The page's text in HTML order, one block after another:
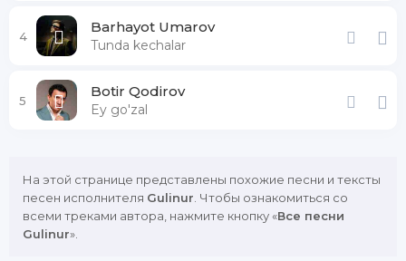
4
Barhayot Umarov
Tunda kechalar
5
Botir Qodirov
Ey go'zal
На этой странице представлены похожие песни и тексты
песен исполнителя Gulinur . Чтобы ознакомиться со
всеми треками автора, нажмите кнопку «Все песни
Gulinur».